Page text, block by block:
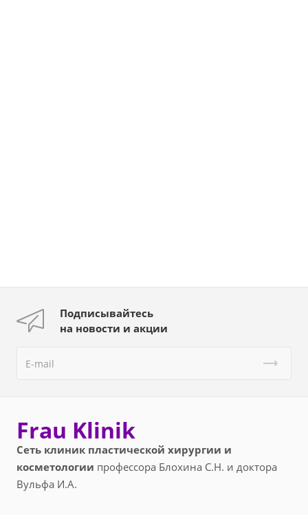
Подписывайтесь
на новости и акции
Frau Klinik
Сеть клиник пластической хирургии и
косметологии профессора Блохина С.Н. и доктора
Вульфа И.А.